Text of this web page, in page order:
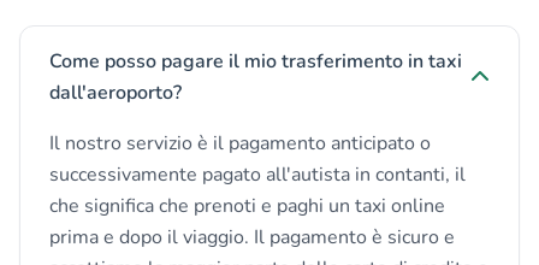
Come posso pagare il mio trasferimento in taxi
dall'aeroporto?
Il nostro servizio è il pagamento anticipato o
successivamente pagato all'autista in contanti, il
che significa che prenoti e paghi un taxi online
prima e dopo il viaggio. Il pagamento è sicuro e